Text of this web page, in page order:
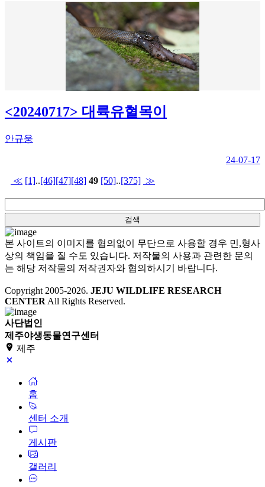
<20240717> 대륙유혈목이
안규웅
24-07-17
≪ [1]..[46][47][48] 49 [50]..[375] ≫
본 사이트의 이미지를 협의없이 무단으로 사용할 경우 민,형사
상의 책임을 질 수도 있습니다. 저작물의 사용과 관련한 문의
는 해당 저작물의 저작권자와 협의하시기 바랍니다.
Copyright 2005-2026. JEJU WILDLIFE RESEARCH
CENTER All Rights Reserved.
사단법인
제주야생동물연구센터
제주
홈
센터 소개
게시판
갤러리